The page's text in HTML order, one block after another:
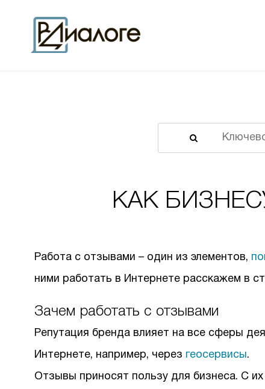
Форма поиска
КАК
Работа с отзывами – один из элементов,
ними работать в Интернете расскажем в
Зачем работать с отзывами
Репутация бренда влияет на все сферы
Интернете, например, через геосервисы.
Отзывы приносят пользу для бизнеса. С